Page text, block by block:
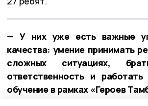
— У них уже есть важные
качества: умение принимать
сложных ситуациях,
ответственность и
обучение в рамках «Героев